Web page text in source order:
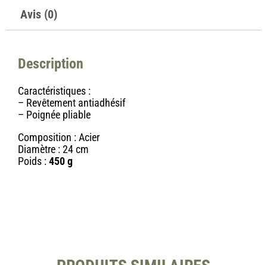
Avis (0)
Description
Caractéristiques :
– Revêtement antiadhésif
– Poignée pliable
Composition : Acier
Diamètre : 24 cm
Poids :450 g